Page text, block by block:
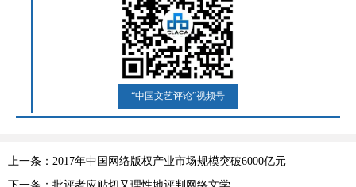
“中国文艺评论”视频号
上一条：2017年中国网络版权产业市场规模突破6000亿元